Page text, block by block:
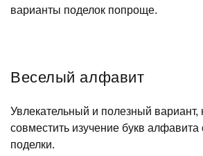
варианты поделок попроще.
Веселый алфавит
Увлекательный и полезный вариант,
совместить изучение букв алфавита
поделки.